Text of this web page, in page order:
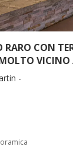
CON
-